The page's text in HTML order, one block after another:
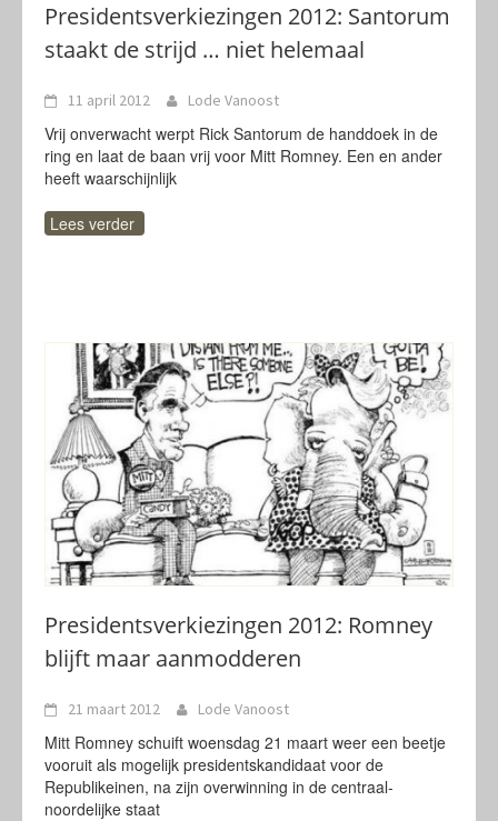
Presidentsverkiezingen 2012: Santorum
staakt de strijd … niet helemaal
11 april 2012 Lode Vanoost
Vrij onverwacht werpt Rick Santorum de handdoek in de
ring en laat de baan vrij voor Mitt Romney. Een en ander
heeft waarschijnlijk
Lees verder
Presidentsverkiezingen 2012: Romney
blijft maar aanmodderen
21 maart 2012 Lode Vanoost
Mitt Romney schuift woensdag 21 maart weer een beetje
vooruit als mogelijk presidentskandidaat voor de
Republikeinen, na zijn overwinning in de centraal-
noordelijke staat